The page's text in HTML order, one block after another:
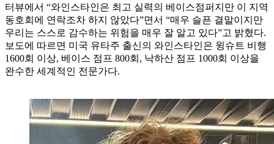
터뷰에서 “와인스타인은 최고 실력의 베이스점퍼지만 이 지역
동호회에 연락조차 하지 않았다”면서 “매우 슬픈 결말이지만
우리는 스스로 감수하는 위험을 매우 잘 알고 있다”고 밝혔다.
보도에 따르면 미국 유타주 출신의 와인스타인은 윙슈트 비행
1600회 이상, 베이스 점프 800회, 낙하산 점프 1000회 이상을
완수한 세계적인 전문가다.